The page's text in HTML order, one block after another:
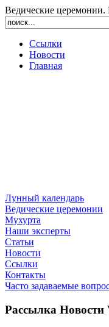
Ведические
Ссылки
Новости
Главная
Лунный календарь
Ведические церемонии
Мухурта
Наши эксперты
Статьи
Новости
Ссылки
Контакты
Часто задаваемые
Рассылка Новости